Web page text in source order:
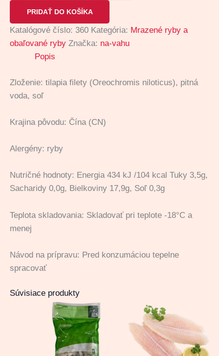
PRIDAŤ DO KOŠÍKA
Katalógové číslo: 360 Kategória: Mrazené ryby a
obaľované ryby Značka: na-vahu
Popis
Zloženie: tilapia filety (Oreochromis niloticus), pitná
voda, soľ
Krajina pôvodu: Čína (CN)
Alergény: ryby
Nutričné hodnoty: Energia 434 kJ /104 kcal Tuky 3,5g,
Sacharidy 0,0g, Bielkoviny 17,9g, Soľ 0,3g
Teplota skladovania: Skladovať pri teplote -18°C a
menej
Návod na prípravu: Pred konzumáciou tepelne
spracovať
Súvisiace produkty